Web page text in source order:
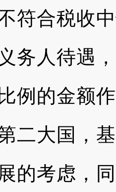
符合税收
务人待遇
例的金额
二大国，
的考虑，